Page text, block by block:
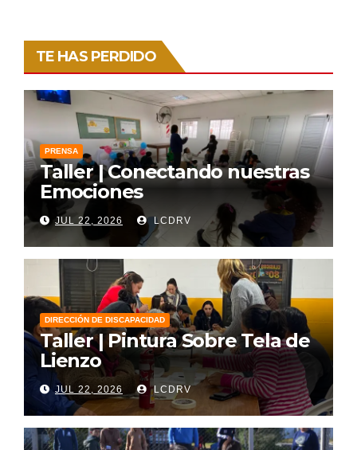
TE HAS PERDIDO
PRENSA
Taller | Conectando nuestras
Emociones
JUL 22, 2026 LCDRV
DIRECCIÓN DE DISCAPACIDAD
Taller | Pintura Sobre Tela de
Lienzo
JUL 22, 2026 LCDRV